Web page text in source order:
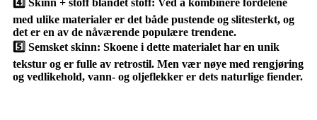
4️⃣ Skinn + stoff blandet stoff: Ved å kombinere fordelene
med ulike materialer er det både pustende og slitesterkt, og
det er en av de nåværende populære trendene.
5️⃣ Semsket skinn: Skoene i dette materialet har en unik
tekstur og er fulle av retrostil. Men vær nøye med rengjøring
og vedlikehold, vann- og oljeflekker er dets naturlige fiender.